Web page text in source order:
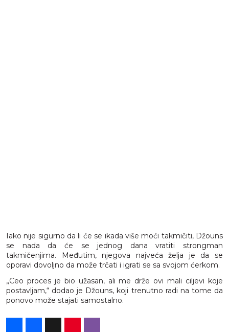
Iako nije sigurno da li će se ikada više moći takmičiti, Džouns
se nada da će se jednog dana vratiti strongman
takmičenjima. Međutim, njegova najveća želja je da se
oporavi dovoljno da može trčati i igrati se sa svojom ćerkom.
„Ceo proces je bio užasan, ali me drže ovi mali ciljevi koje
postavljam,“ dodao je Džouns, koji trenutno radi na tome da
ponovo može stajati samostalno.